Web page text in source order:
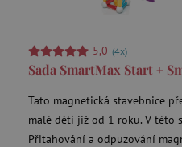
5,0 (4x)
Sada SmartMax Start +
Tato magnetická stavebnice
malé děti již od 1 roku. V této
Přitahování a odpuzování